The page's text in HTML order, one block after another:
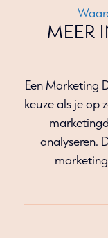
MEER
Een Marketing
keuze als je op
analyseren.